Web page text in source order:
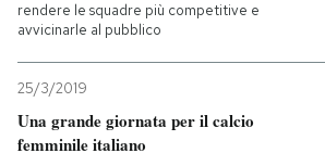
rendere le squadre più competitive e
avvicinarle al pubblico
25/3/2019
Una grande giornata per il calcio
femminile italiano